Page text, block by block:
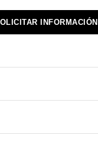
INFORMACIÓN